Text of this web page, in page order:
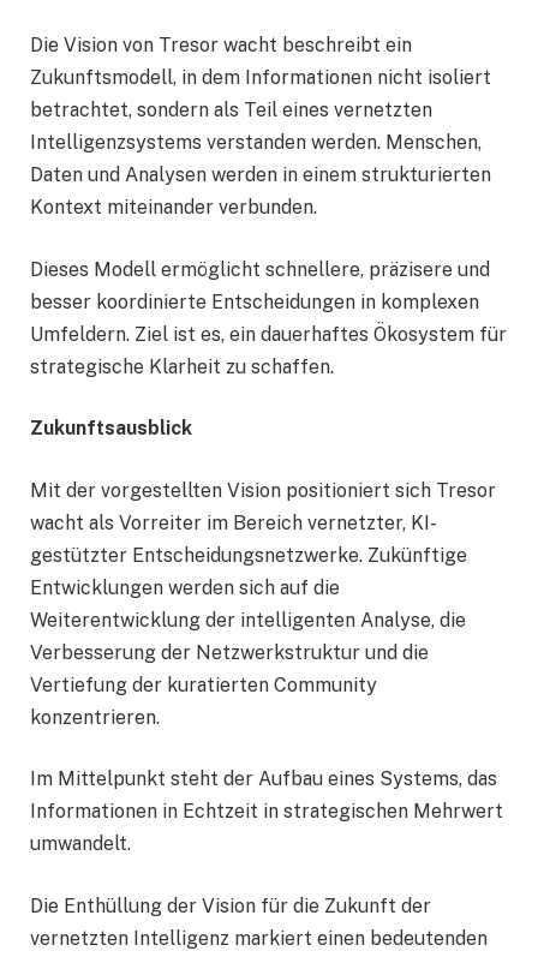
Die Vision von Tresor wacht beschreibt ein
Zukunftsmodell, in dem Informationen nicht isoliert
betrachtet, sondern als Teil eines vernetzten
Intelligenzsystems verstanden werden. Menschen,
Daten und Analysen werden in einem strukturierten
Kontext miteinander verbunden.
Dieses Modell ermöglicht schnellere, präzisere und
besser koordinierte Entscheidungen in komplexen
Umfeldern. Ziel ist es, ein dauerhaftes Ökosystem für
strategische Klarheit zu schaffen.
Zukunftsausblick
Mit der vorgestellten Vision positioniert sich Tresor
wacht als Vorreiter im Bereich vernetzter, KI-
gestützter Entscheidungsnetzwerke. Zukünftige
Entwicklungen werden sich auf die
Weiterentwicklung der intelligenten Analyse, die
Verbesserung der Netzwerkstruktur und die
Vertiefung der kuratierten Community
konzentrieren.
Im Mittelpunkt steht der Aufbau eines Systems, das
Informationen in Echtzeit in strategischen Mehrwert
umwandelt.
Die Enthüllung der Vision für die Zukunft der
vernetzten Intelligenz markiert einen bedeutenden